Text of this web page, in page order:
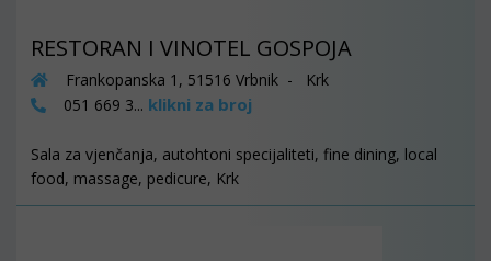
RESTORAN I VINOTEL GOSPOJA
Frankopanska 1, 51516 Vrbnik - Krk
051 669 3... klikni za broj
Sala za vjenčanja, autohtoni specijaliteti, fine dining, local
food, massage, pedicure, Krk